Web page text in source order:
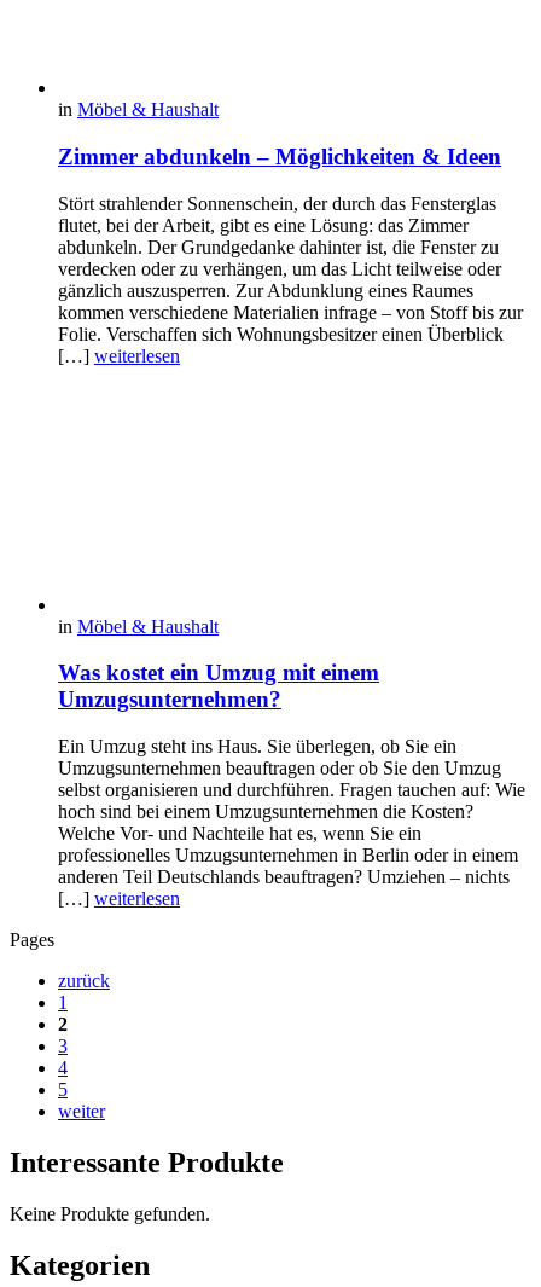
in Möbel & Haushalt
Zimmer abdunkeln – Möglichkeiten & Ideen
Stört strahlender Sonnenschein, der durch das Fensterglas
flutet, bei der Arbeit, gibt es eine Lösung: das Zimmer
abdunkeln. Der Grundgedanke dahinter ist, die Fenster zu
verdecken oder zu verhängen, um das Licht teilweise oder
gänzlich auszusperren. Zur Abdunklung eines Raumes
kommen verschiedene Materialien infrage – von Stoff bis zur
Folie. Verschaffen sich Wohnungsbesitzer einen Überblick
[…] weiterlesen
in Möbel & Haushalt
Was kostet ein Umzug mit einem
Umzugsunternehmen?
Ein Umzug steht ins Haus. Sie überlegen, ob Sie ein
Umzugsunternehmen beauftragen oder ob Sie den Umzug
selbst organisieren und durchführen. Fragen tauchen auf: Wie
hoch sind bei einem Umzugsunternehmen die Kosten?
Welche Vor- und Nachteile hat es, wenn Sie ein
professionelles Umzugsunternehmen in Berlin oder in einem
anderen Teil Deutschlands beauftragen? Umziehen – nichts
[…] weiterlesen
Pages
zurück
1
2
3
4
5
weiter
Interessante Produkte
Keine Produkte gefunden.
Kategorien